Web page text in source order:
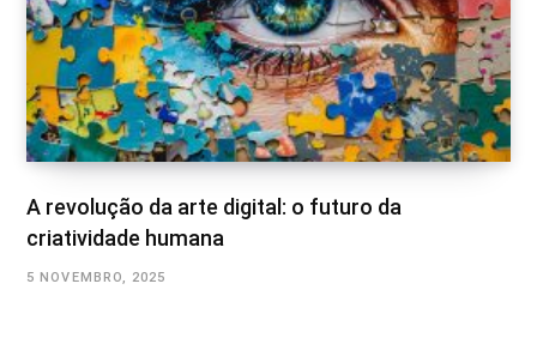
A revolução da arte digital: o futuro da
criatividade humana
5 NOVEMBRO, 2025